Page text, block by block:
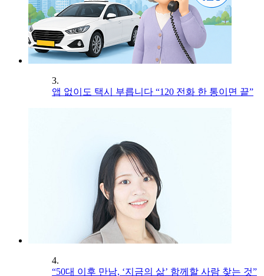
3.
앱 없이도 택시 부릅니다 “120 전화 한 통이면 끝”
4.
“50대 이후 만남, ‘지금의 삶’ 함께할 사람 찾는 것”